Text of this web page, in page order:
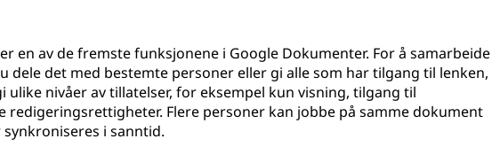
en av de fremste funksjonene i Google Dokumenter. For å samarbeide
dele det med bestemte personer eller gi alle som har tilgang til lenken,
ulike nivåer av tillatelser, for eksempel kun visning, tilgang til
redigeringsrettigheter. Flere personer kan jobbe på samme dokument
i sanntid.